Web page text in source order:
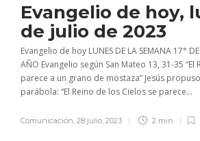
Evangelio de hoy,
de julio de 2023
Evangelio de hoy LUNES DE LA SEMANA 17°
AÑO Evangelio según San Mateo 13, 31-35 “El
parece a un grano de mostaza” Jesús
parábola: “El Reino de los Cielos se parece...
Comunicación, 28 julio, 2023 2 min